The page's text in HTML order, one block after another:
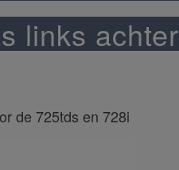
links achter
de 725tds en 728i